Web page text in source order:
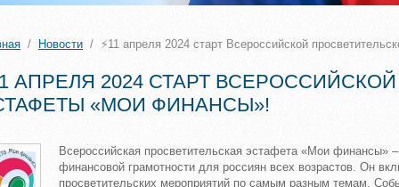
/ Новости / ⚡11 апреля 2024 старт Всероссийской
АПРЕЛЯ 2024 СТАРТ
«МОИ ФИНАНСЫ»!
Всероссийская просветительская эстафета «Мои финансы»
финансовой грамотности для россиян всех возрастов. Он
просветительских мероприятий по самым разным темам.